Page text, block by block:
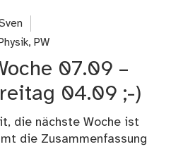
Physik, PW
07.09 –
04.09 ;-)
die nächste Woche ist
die Zusammenfassung